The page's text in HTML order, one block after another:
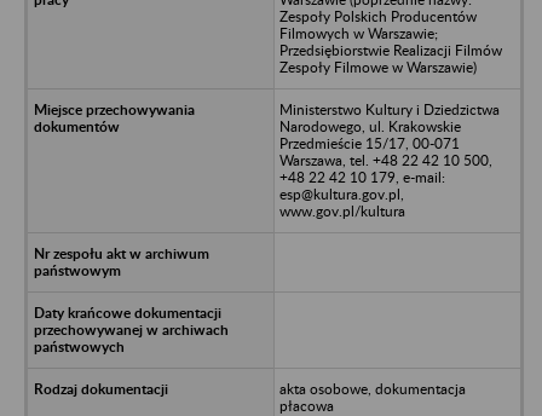
Zespoły Polskich Producentów
Filmowych w Warszawie;
Przedsiębiorstwie Realizacji Filmów
Zespoły Filmowe w Warszawie)
Ministerstwo Kultury i Dziedzictwa
Narodowego, ul. Krakowskie
Przedmieście 15/17, 00-071
Warszawa, tel. +48 22 42 10 500,
+48 22 42 10 179, e-mail:
esp@kultura.gov.pl,
www.gov.pl/kultura
akta osobowe, dokumentacja
płacowa